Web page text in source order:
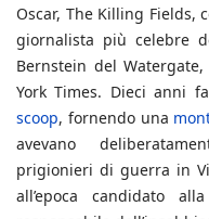
Oscar, The Killing Fields,
giornalista più celebre
Bernstein del
York Times. Dieci anni
scoop, fornendo una
avevano
prigionieri di guerra in
all’epoca candidato